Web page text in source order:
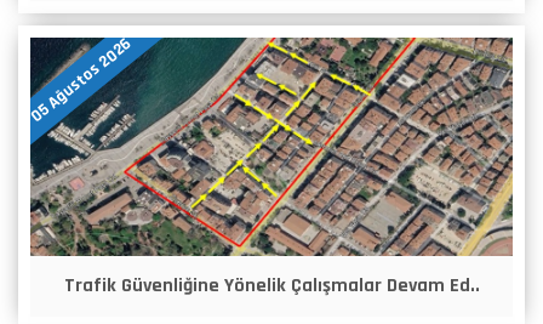
05 Ağustos 2026
Trafik Güvenliğine Yönelik Çalışmalar Devam Ed..